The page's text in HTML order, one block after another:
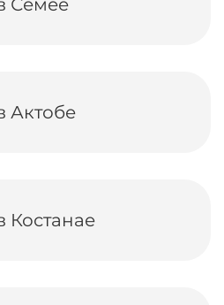
Семее
Актобе
Костанае